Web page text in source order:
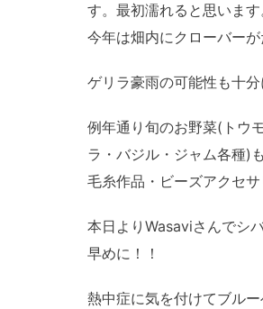
す。最初濡れると思いま
今年は畑内にクローバー
ゲリラ豪雨の可能性も十
例年通り旬のお野菜(トウ
ラ・バジル・ジャム各種)
毛糸作品・ビーズアクセ
本日よりWasaviさんでシ
早めに！！
熱中症に気を付けてブル